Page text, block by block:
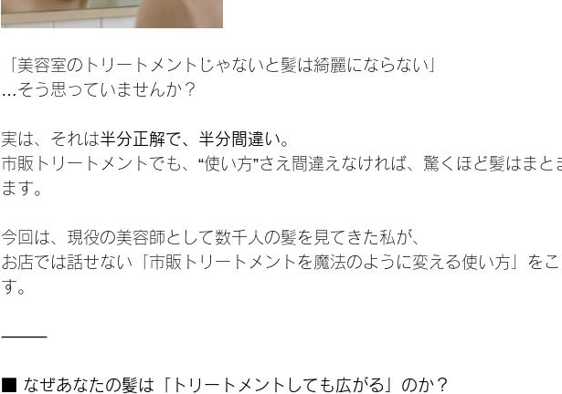
「美容室のトリートメントじゃないと髪は綺麗にならない」
…そう思っていませんか？
実は、それは半分正解で、半分間違い。
市販トリートメントでも、“使い方”さえ間違えなければ、驚くほど髪はまと
ます。
今回は、現役の美容師として数千人の髪を見てきた私が、
お店では話せない「市販トリートメントを魔法のように変える使い方」を
す。
⸻
■ なぜあなたの髪は「トリートメントしても広がる」のか？